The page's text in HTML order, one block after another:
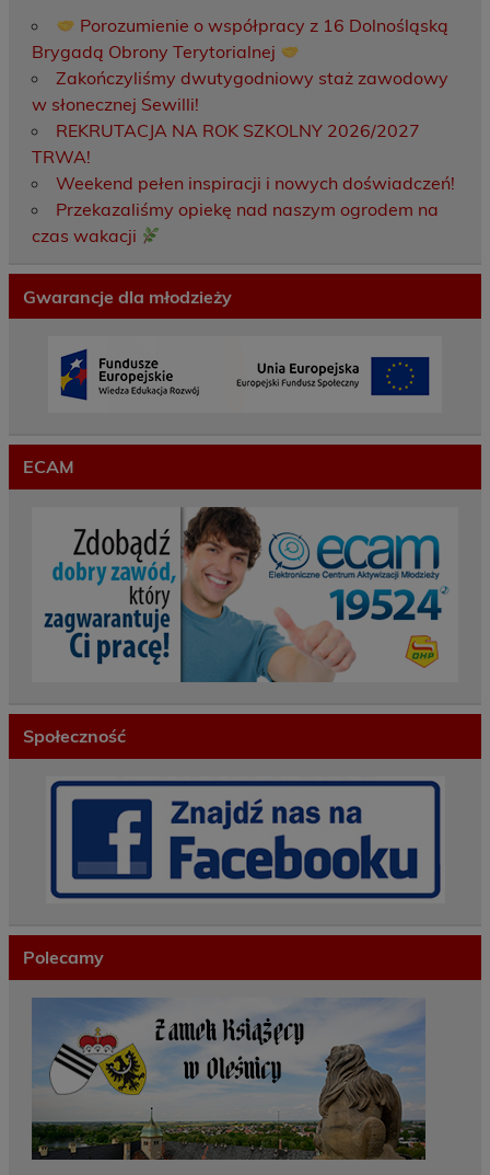
Porozumienie o współpracy z 16 Dolnośląską
Brygadą Obrony Terytorialnej
Zakończyliśmy dwutygodniowy staż zawodowy
w słonecznej Sewilli!
REKRUTACJA NA ROK SZKOLNY 2026/2027
TRWA!
Weekend pełen inspiracji i nowych doświadczeń!
Przekazaliśmy opiekę nad naszym ogrodem na
czas wakacji
Gwarancje dla młodzieży
ECAM
Społeczność
Polecamy